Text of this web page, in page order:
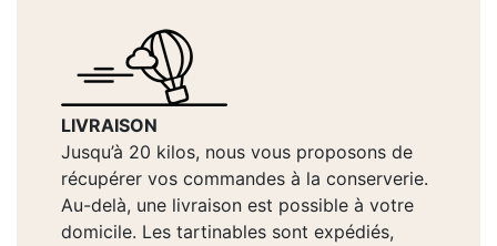
LIVRAISON
Jusqu’à 20 kilos, nous vous proposons de
récupérer vos commandes à la conserverie.
Au-delà, une livraison est possible à votre
domicile. Les tartinables sont expédiés,